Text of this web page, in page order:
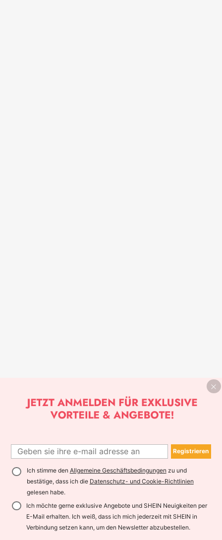
Registrieren
Ich stimme den Allgemeine Geschäftsbedingungen zu und
bestätige, dass ich die Datenschutz- und Cookie-Richtlinien
gelesen habe.
Ich möchte gerne exklusive Angebote und SHEIN Neuigkeiten per
E-Mail erhalten. Ich weiß, dass ich mich jederzeit mit SHEIN in
Verbindung setzen kann, um den Newsletter abzubestellen.